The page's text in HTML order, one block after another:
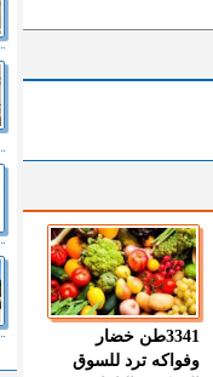
3341طن خضار
وفواكه ترد للسوق